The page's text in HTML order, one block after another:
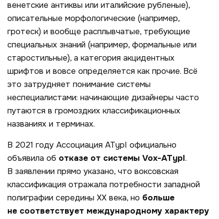
венетские антиквы или италийские рубленые),
описательные морфологические (например,
гротеск) и вообще расплывчатые, требующие
специальных знаний (например, формальные или
старостильные), а категория акцидентных
шрифтов и вовсе определяется как прочие. Всё
это затрудняет понимание системы
неспециалистами: начинающие дизайнеры часто
путаются в громоздких классификационных
названиях и терминах.
В 2021 году Ассоциация ATypI официально
объявила об отказе от системы Vox-ATypI.
В заявлении прямо указано, что воксовская
классификация отражала потребности западной
полиграфии середины XX века, но больше
не соответствует международному характеру